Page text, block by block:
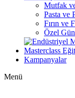
Mutfak
Pasta ve
Fırın ve
Özel
Masterclass
Kampanyalar
Menü